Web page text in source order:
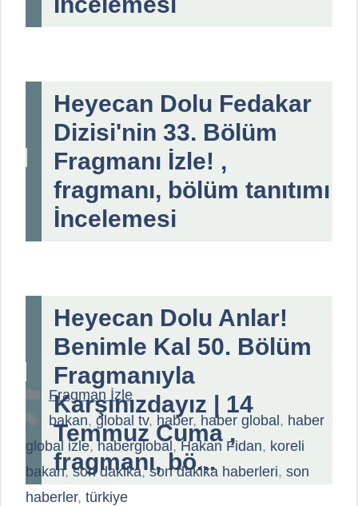
Heyecan Dolu Fedakar
Dizisi'nin 33. Bölüm
Fragmanı İzle! ,
fragmanı, bölüm tanıtımı
İncelemesi
Heyecan Dolu Anlar!
Benimle Kal 50. Bölüm
Fragmanıyla
Karşınızdayız | 14
Temmuz Cuma ,
fragmanı, bö...
Kategoriler
Fragman İzle
Etiketler
bakan, global tv, haber, haber global, haber
global izle,haberglobal,Hakan Fidan, koreli
bakan,son dakika,son dakika haberleri, son
haberler, türkiye